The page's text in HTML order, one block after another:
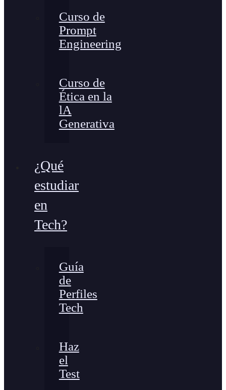
Curso de
Prompt
Engineering
Curso de
Ética en la
lA
Generativa
¿Qué
estudiar
en
Tech?
Guía
de
Perfiles
Tech
Haz
el
Test